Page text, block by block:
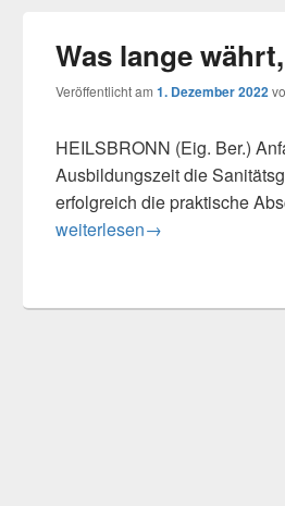
Was lange
Veröffentlicht am 1. Dezember 2022
HEILSBRONN (Eig. Ber.)
Ausbildungszeit die
erfolgreich die praktische
Was lange währt, wird
weiterlesen→